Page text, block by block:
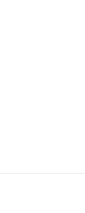
și densitatea
prelucrat manual și